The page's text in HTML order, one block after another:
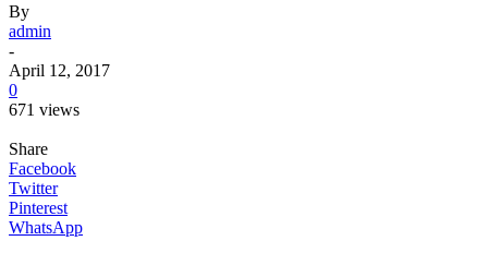
By
admin
-
April 12, 2017
0
671 views
Share
Facebook
Twitter
Pinterest
WhatsApp